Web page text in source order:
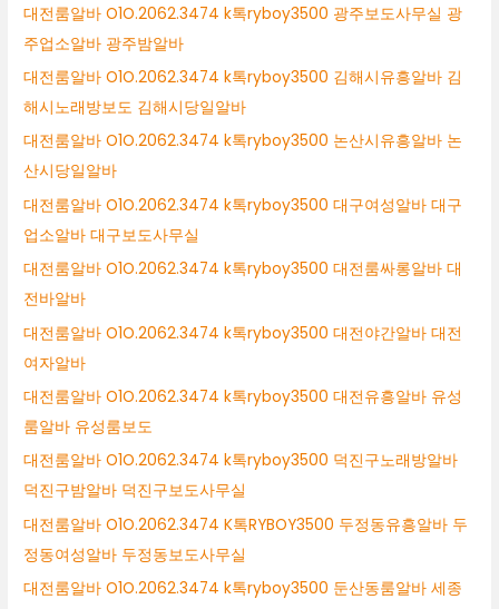
대전룸알바 O1O.2062.3474 k톡ryboy3500 광주보도사무실 광
주업소알바 광주밤알바
대전룸알바 O1O.2062.3474 k톡ryboy3500 김해시유흥알바 김
해시노래방보도 김해시당일알바
대전룸알바 O1O.2062.3474 k톡ryboy3500 논산시유흥알바 논
산시당일알바
대전룸알바 O1O.2062.3474 k톡ryboy3500 대구여성알바 대구
업소알바 대구보도사무실
대전룸알바 O1O.2062.3474 k톡ryboy3500 대전룸싸롱알바 대
전바알바
대전룸알바 O1O.2062.3474 k톡ryboy3500 대전야간알바 대전
여자알바
대전룸알바 O1O.2062.3474 k톡ryboy3500 대전유흥알바 유성
룸알바 유성룸보도
대전룸알바 O1O.2062.3474 k톡ryboy3500 덕진구노래방알바
덕진구밤알바 덕진구보도사무실
대전룸알바 O1O.2062.3474 K톡RYBOY3500 두정동유흥알바 두
정동여성알바 두정동보도사무실
대전룸알바 O1O.2062.3474 k톡ryboy3500 둔산동룸알바 세종